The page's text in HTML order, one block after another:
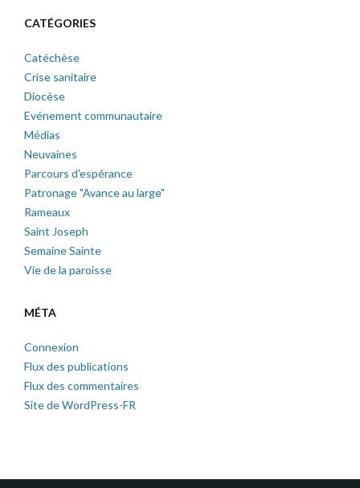
CATÉGORIES
Catéchèse
Crise sanitaire
Diocèse
Evénement communautaire
Médias
Neuvaines
Parcours d'espérance
Patronage "Avance au large"
Rameaux
Saint Joseph
Semaine Sainte
Vie de la paroisse
MÉTA
Connexion
Flux des publications
Flux des commentaires
Site de WordPress-FR